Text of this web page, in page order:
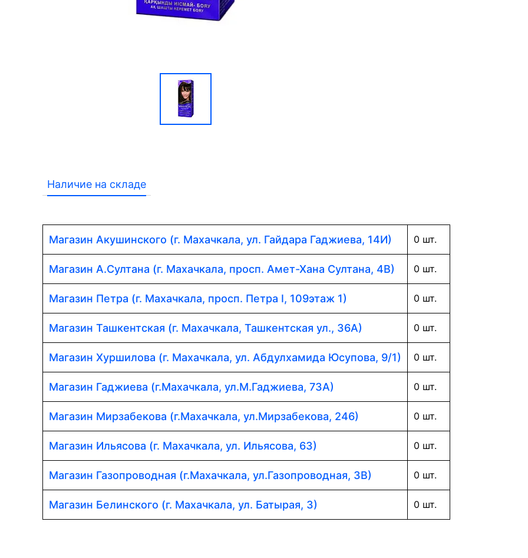
Наличие на складе
Магазин Акушинского (г. Махачкала, ул. Гайдара Гаджиева, 14И) 0 шт.
Магазин А.Султана (г. Махачкала, просп. Амет-Хана Султана, 4В) 0 шт.
Магазин Петра (г. Махачкала, просп. Петра I, 109этаж 1) 0 шт.
Магазин Ташкентская (г. Махачкала, Ташкентская ул., 36А) 0 шт.
Магазин Хуршилова (г. Махачкала, ул. Абдулхамида Юсупова, 9/1) 0 шт.
Магазин Гаджиева (г.Махачкала, ул.М.Гаджиева, 73А) 0 шт.
Магазин Мирзабекова (г.Махачкала, ул.Мирзабекова, 246) 0 шт.
Магазин Ильясова (г. Махачкала, ул. Ильясова, 63) 0 шт.
Магазин Газопроводная (г.Махачкала, ул.Газопроводная, 3В) 0 шт.
Магазин Белинского (г. Махачкала, ул. Батырая, 3) 0 шт.